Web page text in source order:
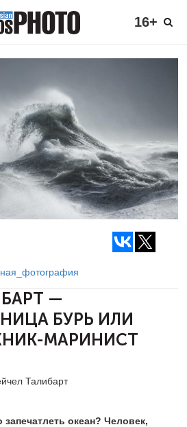
16+
—
БУРЬ ИЛИ
МАРИНИСТ
Талибарт
океан? Человек,